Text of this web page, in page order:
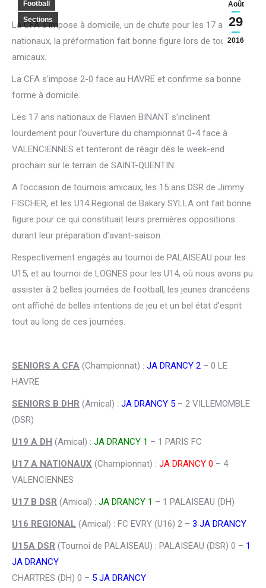
Août
29
2016
Football
Sections
La CFA s’impose à domicile, un de chute pour les 17 ans
nationaux, la préformation fait bonne figure lors de tournois
amicaux.
La CFA s’impose 2-0 face au HAVRE et confirme sa bonne
forme à domicile.
Les 17 ans nationaux de Flavien BINANT s’inclinent
lourdement pour l’ouverture du championnat 0-4 face à
VALENCIENNES et tenteront de réagir dès le week-end
prochain sur le terrain de SAINT-QUENTIN.
A l’occasion de tournois amicaux, les 15 ans DSR de Jimmy
FISCHER, et les U14 Regional de Bakary SYLLA ont fait bonne
figure pour ce qui constituait leurs premières oppositions
durant leur préparation d’avant-saison.
Respectivement engagés au tournoi de PALAISEAU pour les
U15, et au tournoi de LOGNES pour les U14, où nous avons pu
assister à 2 belles journées de football, les jeunes drancéens
ont affiché de belles intentions de jeu et un bel état d’esprit
tout au long de ces journées.
SENIORS A CFA (Championnat) : JA DRANCY 2 – 0 LE
HAVRE
SENIORS B DHR (Amical) : JA DRANCY 5 – 2 VILLEMOMBLE
(DSR)
U19 A DH (Amical) : JA DRANCY 1 – 1 PARIS FC
U17 A NATIONAUX (Championnat) : JA DRANCY 0 – 4
VALENCIENNES
U17 B DSR (Amical) : JA DRANCY 1 – 1 PALAISEAU (DH)
U16 REGIONAL (Amical) : FC EVRY (U16) 2 – 3 JA DRANCY
U15A DSR (Tournoi de PALAISEAU) : PALAISEAU (DSR) 0 – 1
JA DRANCY
CHARTRES (DH) 0 – 5 JA DRANCY